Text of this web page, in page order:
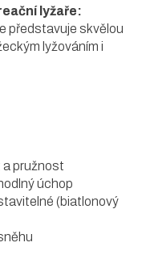
lyžaře:
představuje skvělou
lyžováním i
a pružnost
úchop
(biatlonový